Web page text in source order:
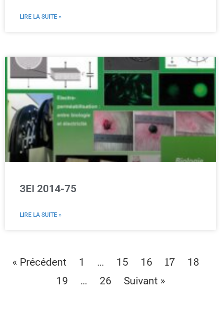
LIRE LA SUITE »
3EI 2014-75
LIRE LA SUITE »
« Précédent 1 … 15 16 17
18
19
… 26 Suivant »